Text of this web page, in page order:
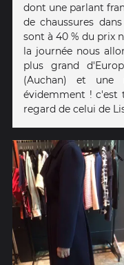
dont une parlant
de chaussures
sont à 40 % du prix
la journée nous
plus grand
(Auchan) et une
évidemment ! c'est
regard de celui de